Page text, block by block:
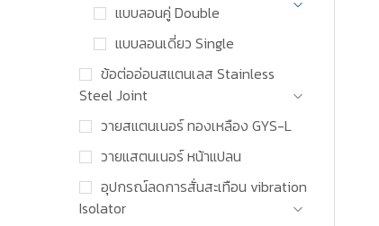
แบบลอนคู่ Double
แบบลอนเดี่ยว Single
ข้อต่ออ่อนสแตนเลส Stainless
Steel Joint
วายสแตนเนอร์ ทองเหลือง GYS-L
วายแสตนเนอร์ หน้าแปลน
อุปกรณ์ลดการสั่นสะเทือน vibration
Isolator